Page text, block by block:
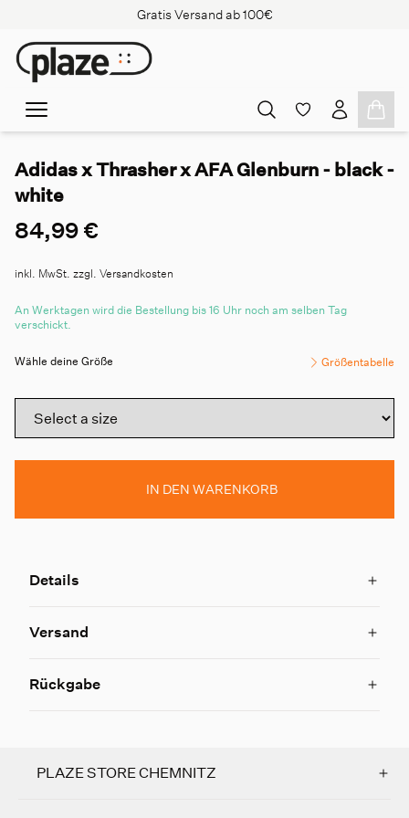
Gratis Versand ab 100€
Adidas x Thrasher x AFA Glenburn - black -
white
84,99 €
inkl. MwSt. zzgl. Versandkosten
An Werktagen wird die Bestellung bis 16 Uhr noch am selben Tag
verschickt.
Wähle deine Größe Größentabelle
IN DEN WARENKORB
Details
Versand
Rückgabe
PLAZE STORE CHEMNITZ